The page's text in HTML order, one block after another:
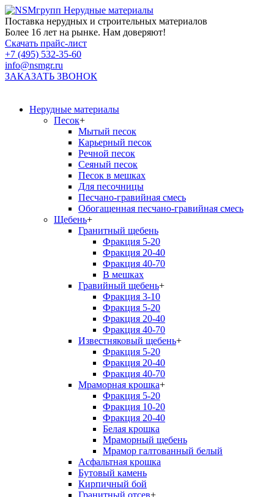
Нерудные материалы
Поставка нерудных и строительных материалов
Более 16 лет на рынке. Нам доверяют!
Скачать прайс-лист
+7 (495) 532-35-60
info@nsmgr.ru
ЗАКАЗАТЬ ЗВОНОК
Нерудные материалы
Песок+
Мытый песок
Карьерный песок
Речной песок
Сеяный песок
Песок в мешках
Для песочницы
Песчано-гравийная смесь
Обогащенная песчано-гравийная смесь
Щебень+
Гранитный щебень
Фракция 5-20
Фракция 20-40
Фракция 40-70
В мешках
Гравийный щебень+
Фракция 3-10
Фракция 5-20
Фракция 20-40
Фракция 40-70
Известняковый щебень+
Фракция 5-20
Фракция 20-40
Фракция 40-70
Мраморная крошка+
Фракция 5-20
Фракция 10-20
Фракция 20-40
Белая крошка
Мраморный щебень
Мрамор галтованный белый
Асфальтная крошка
Бутовый камень
Кирпичный бой
Гранитный отсев+